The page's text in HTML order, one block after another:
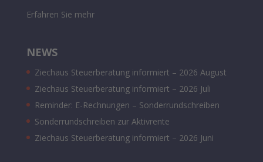
Erfahren Sie mehr
NEWS
Ziechaus Steuerberatung informiert – 2026 August
Ziechaus Steuerberatung informiert – 2026 Juli
Reminder: E-Rechnungen – Sonderrundschreiben
Sonderrundschreiben zur Aktivrente
Ziechaus Steuerberatung informiert – 2026 Juni